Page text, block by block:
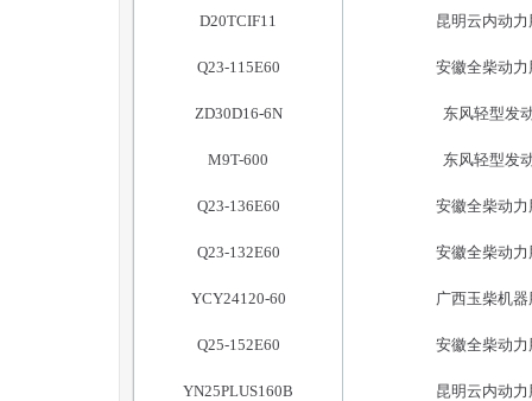
D20TCIF11
Q23-115E60
ZD30D16-6N
M9T-600
Q23-136E60
Q23-132E60
YCY24120-60
Q25-152E60
YN25PLUS160B
昆明云内动
安徽全柴动
东风轻型发
东风轻型发
安徽全柴动
安徽全柴动
广西玉柴机
安徽全柴动
昆明云内动